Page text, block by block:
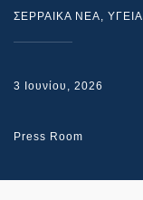
ΣΕΡΡΑΙΚΑ ΝΕΑ, ΥΓΕΙΑ
3 Ιουνίου, 2026
Press Room